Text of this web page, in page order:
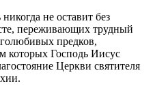
не оставит без
переживающих трудный
предков,
которых Господь Иисус
Церкви святителя